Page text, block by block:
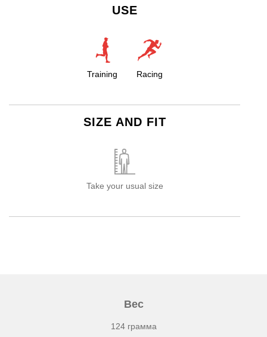
USE
Training Racing
SIZE AND FIT
Take your usual size
Вес
124 грамма